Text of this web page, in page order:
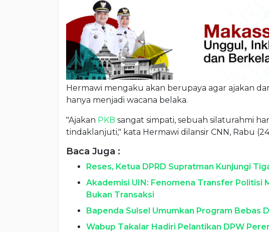
Hermawi mengaku akan berupaya agar ajakan
hanya menjadi wacana belaka.
"Ajakan PKB sangat simpati, sebuah silaturahmi
tindaklanjuti," kata Hermawi dilansir CNN, Rabu
Baca Juga :
Reses, Ketua DPRD Supratman Kunjungi
Akademisi UIN: Fenomena Transfer Politisi
Bukan Transaksi
Bapenda Sulsel Umumkan Program Bebas
Wabup Takalar Hadiri Pelantikan DPW